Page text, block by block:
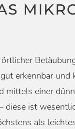
erkennbar
einer
ist
als